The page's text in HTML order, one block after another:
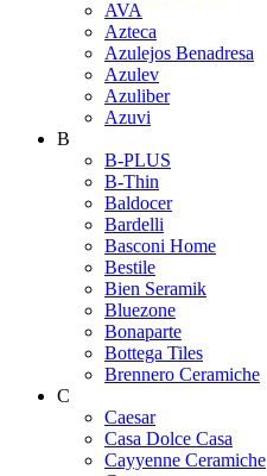
AVA
Azteca
Azulejos Benadresa
Azulev
Azuliber
Azuvi
B
B-PLUS
B-Thin
Baldocer
Bardelli
Basconi Home
Bestile
Bien Seramik
Bluezone
Bonaparte
Bottega Tiles
Brennero Ceramiche
C
Caesar
Casa Dolce Casa
Cayyenne Ceramiche